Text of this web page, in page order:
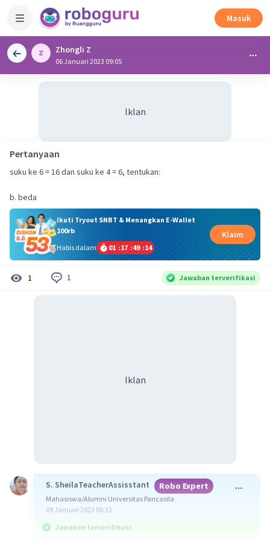
Masuk
Zhongli Z
06 Januari 2023 09:05
Iklan
Pertanyaan
suku ke 6 = 16 dan suku ke 4 = 6, tentukan:
b. beda
Ikuti Tryout SNBT & Menangkan E-Wallet
100rb
Habis dalam
01 :17 :49 :13
Klaim
1 1 Jawaban terverifikasi
Iklan
S. SheilaTeacherAssisstant Robo Expert
Mahasiswa/Alumni Universitas Pancasila
09 Januari 2023 06:12
Jawaban terverifikasi